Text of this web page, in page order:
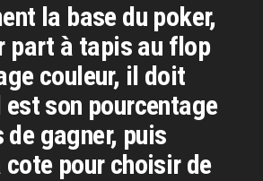
la base du poker,
part à tapis au flop
couleur, il doit
son pourcentage
de gagner, puis
pour choisir de